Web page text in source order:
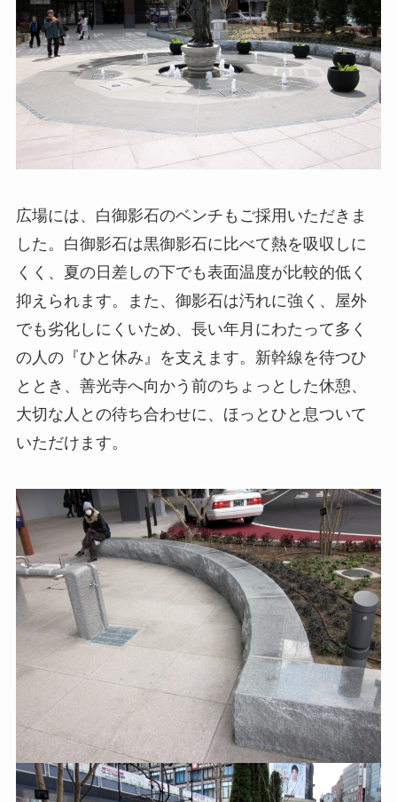
広場には、白御影石のベンチもご採用いただきま
した。白御影石は黒御影石に比べて熱を吸収しに
くく、夏の日差しの下でも表面温度が比較的低く
抑えられます。また、御影石は汚れに強く、屋外
でも劣化しにくいため、長い年月にわたって多く
の人の『ひと休み』を支えます。新幹線を待つひ
ととき、善光寺へ向かう前のちょっとした休憩、
大切な人との待ち合わせに、ほっとひと息ついて
いただけます。